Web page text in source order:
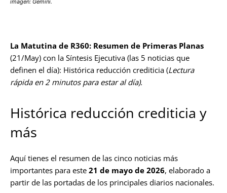
La Matutina de R360: Resumen de Primeras Planas
(21/May) con la Síntesis Ejecutiva (las 5 noticias que
definen el día): Histórica reducción crediticia (Lectura
rápida en 2 minutos para estar al día).
Histórica reducción crediticia y
más
Aquí tienes el resumen de las cinco noticias más
importantes para este 21 de mayo de 2026, elaborado a
partir de las portadas de los principales diarios nacionales.